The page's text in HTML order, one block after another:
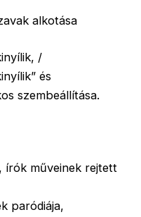
alkotása
/
és
szembeállítása.
műveinek rejtett
paródiája,